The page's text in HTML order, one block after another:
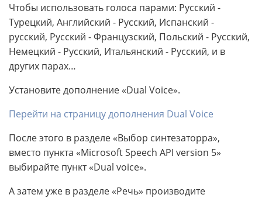
Чтобы использовать голоса парами: Русский -
Турецкий, Английский - Русский, Испанский -
русский, Русский - Французский, Польский - Русский,
Немецкий - Русский, Итальянский - Русский, и в
других парах…
Установите дополнение «Dual Voice».
Перейти на страницу дополнения Dual Voice
После этого в разделе «Выбор синтезаторра»,
вместо пункта «Microsoft Speech API version 5»
выбирайте пункт «Dual voice».
А затем уже в разделе «Речь» производите